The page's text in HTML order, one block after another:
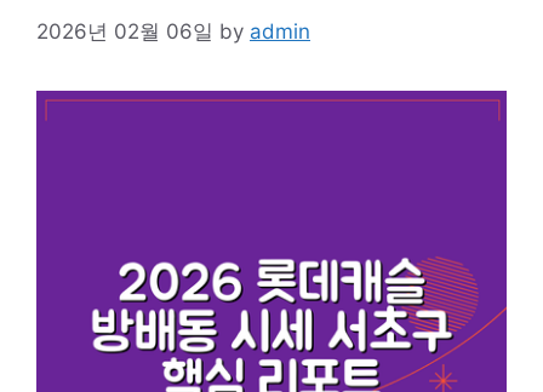
2026년 02월 06일 by admin